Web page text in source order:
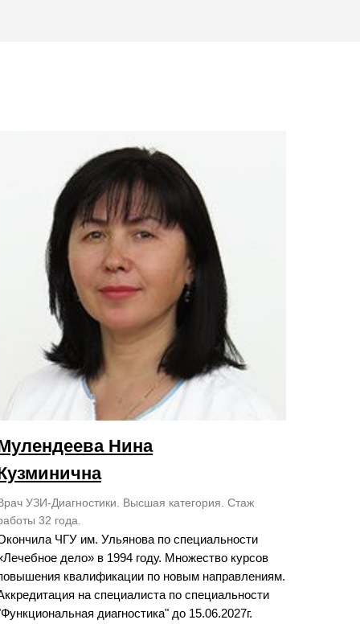
уролога
УЗИ-Диагностики. Высшая категория. Стаж
32 года.
Нина
ЧГУ им. Ульянова по специальности
дело» в 1994 году. Множество курсов
квалификации по новым направлениям.
на специалиста по специальности
диагностика" до 15.06.2027г.